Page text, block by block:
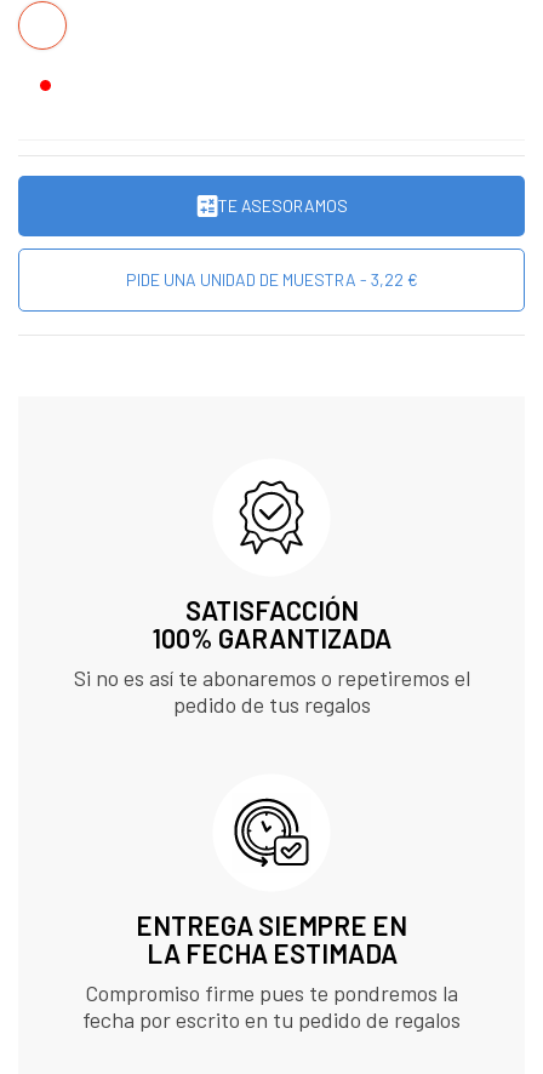
BLANCO
TE ASESORAMOS
PIDE UNA UNIDAD DE MUESTRA - 3,22 €
SATISFACCIÓN
100% GARANTIZADA
Si no es así te abonaremos o repetiremos el
pedido de tus regalos
ENTREGA SIEMPRE EN
LA FECHA ESTIMADA
Compromiso firme pues te pondremos la
fecha por escrito en tu pedido de regalos